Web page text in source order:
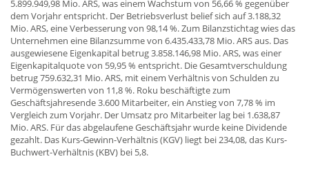
5.899.949,98 Mio. ARS, was einem Wachstum von 56,66 % gegenüber
dem Vorjahr entspricht. Der Betriebsverlust belief sich auf 3.188,32
Mio. ARS, eine Verbesserung von 98,14 %. Zum Bilanzstichtag wies das
Unternehmen eine Bilanzsumme von 6.435.433,78 Mio. ARS aus. Das
ausgewiesene Eigenkapital betrug 3.858.146,98 Mio. ARS, was einer
Eigenkapitalquote von 59,95 % entspricht. Die Gesamtverschuldung
betrug 759.632,31 Mio. ARS, mit einem Verhältnis von Schulden zu
Vermögenswerten von 11,8 %. Roku beschäftigte zum
Geschäftsjahresende 3.600 Mitarbeiter, ein Anstieg von 7,78 % im
Vergleich zum Vorjahr. Der Umsatz pro Mitarbeiter lag bei 1.638,87
Mio. ARS. Für das abgelaufene Geschäftsjahr wurde keine Dividende
gezahlt. Das Kurs-Gewinn-Verhältnis (KGV) liegt bei 234,08, das Kurs-
Buchwert-Verhältnis (KBV) bei 5,8.